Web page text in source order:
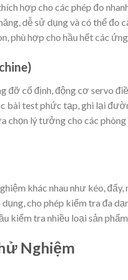
hợp cho các phép đo
dễ sử dụng và có thể đo
hợp cho hầu hết các ứng
đỡ cố định, động cơ servo
bài test phức tạp, ghi lại
chọn lý tưởng cho các
khác nhau như kéo, đẩy,
cho phép kiểm tra đa
kiểm tra nhiều loại sản
Nghiệm